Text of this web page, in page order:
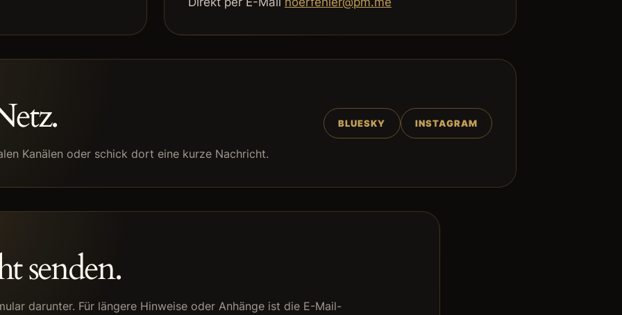
Kanälen oder schick dort eine kurze Nachricht.
BLUESKY INSTAGRAM
senden.
darunter. Für längere Hinweise oder Anhänge ist die E-Mail-